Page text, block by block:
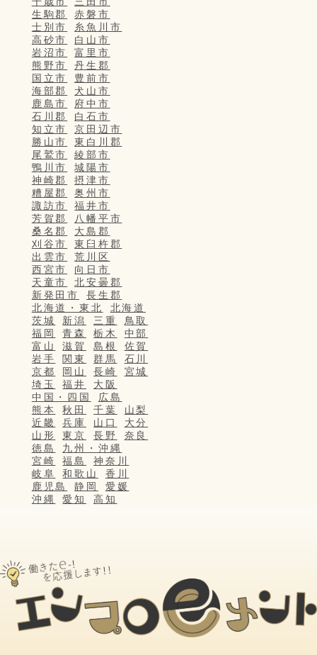
生駒郡
赤磐市
士別市
糸魚川市
高砂市
白山市
岩沼市
富里市
熊野市
丹生郡
国立市
豊前市
海部郡
犬山市
鹿島市
府中市
石川郡
白石市
知立市
京田辺市
勝山市
東白川郡
尾鷲市
綾部市
鴨川市
城陽市
神崎郡
摂津市
糟屋郡
奥州市
諏訪市
福井市
芳賀郡
八幡平市
桑名郡
大島郡
刈谷市
東臼杵郡
出雲市
荒川区
西宮市
向日市
天童市
北安曇郡
新発田市
長生郡
北海道・東北
北海道
茨城
新潟 三重
鳥取
福岡
青森 栃木
中部
富山
滋賀 島根
佐賀
岩手
関東 群馬
石川
京都
岡山 長崎
宮城
埼玉
福井
大阪
中国・四国
広島
熊本
秋田 千葉
山梨
近畿
兵庫 山口
大分
山形
東京 長野
奈良
徳島
九州・沖縄
宮崎
福島
神奈川
岐阜
和歌山
香川
鹿児島
静岡
愛媛
沖縄
愛知 高知